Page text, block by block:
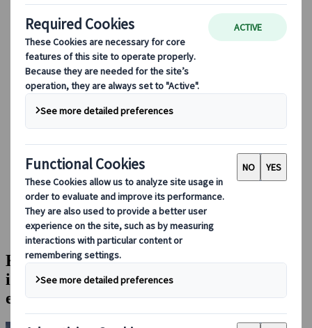
Sesongbaserte reisetips
Høydepunkter fra destinasjonen
Kulturell innsikt
Kulinariske eventyr
Utforsk Japan med tog
Ofte stilte spørsmål
Viktig informasjon
Etikette i Japan
Kjøring i Japan
Booking hos oss
Japan Rail Pass
Overnatting
Online reiseråd
Japanspecialist
Blog
Høydepunkter fra destinasjonen
Kyotos hotellskatt øker med opptil 900 % i 2026: Her kan du
lese mer om hva endringene betyr for reisen din
Kyotos hotellskatt øker med opptil 900 %
i 2026: Her kan du lese mer om hva
endringene betyr for reisen din